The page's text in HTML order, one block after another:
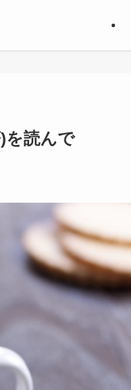
を読んで